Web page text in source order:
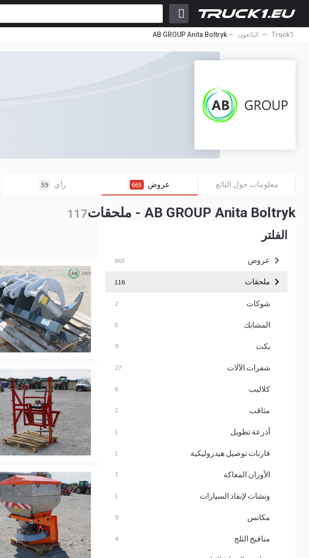
Truck1 البائعون AB GROUP Anita Boltryk
معلومات حول البائع عروض 665 رأي 59
AB GROUP Anita Boltryk - ملحقات
117
الفلتر
عروض 665
ملحقات 116
شوكات 2
المشابك 8
بكت 9
شفرات الآلات 27
كلاليب 6
مثاقب 2
أذرعة تطويل 1
قارنات توصيل هيدروليكية 1
الأوزان المعاكة 7
ونشات لإنقاذ السيارات 1
مكانس 9
منافيخ الثلج 4